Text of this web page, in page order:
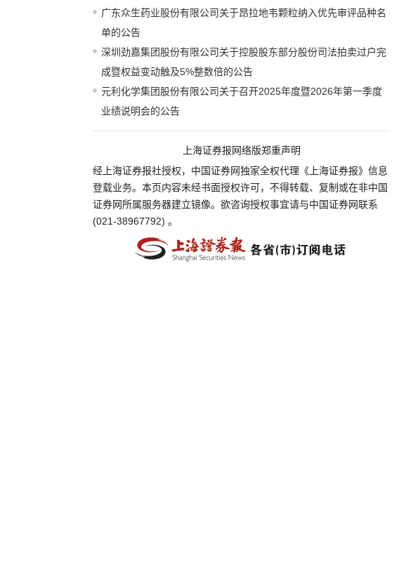
广东众生药业股份有限公司关于昂拉地韦颗粒纳入优先审评品种名
单的公告
深圳劲嘉集团股份有限公司关于控股股东部分股份司法拍卖过户完
成暨权益变动触及5%整数倍的公告
元利化学集团股份有限公司关于召开2025年度暨2026年第一季度
业绩说明会的公告
上海证券报网络版郑重声明
经上海证券报社授权，中国证券网独家全权代理《上海证券报》信息
登载业务。本页内容未经书面授权许可，不得转载、复制或在非中国
证券网所属服务器建立镜像。欲咨询授权事宜请与中国证券网联系
(021-38967792) 。